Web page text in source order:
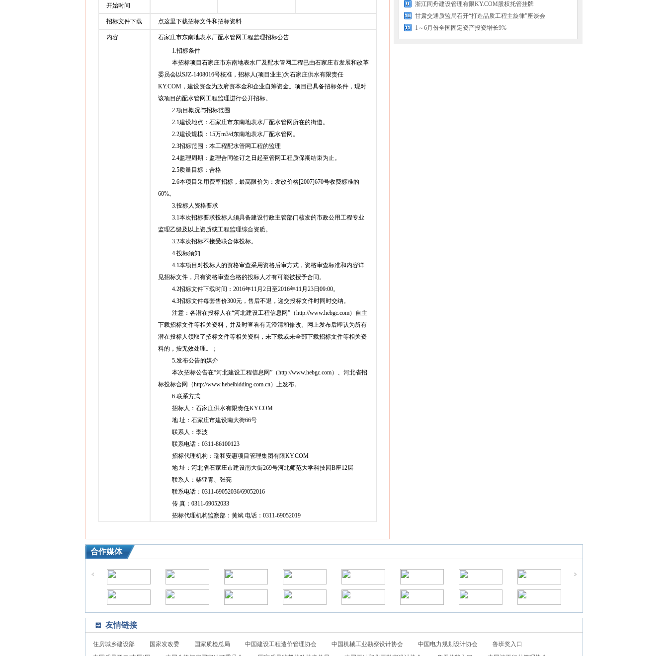
开始时间
招标文件下载 点这里下载招标文件和招标资料
内容
石家庄市东南地表水厂配水管网工程监理招标公告
1.招标条件
本招标项目石家庄市东南地表水厂及配水管网工程已由石家庄市发展和改革
委员会以SJZ-1408016号核准，招标人(项目业主)为石家庄供水有限责任
KY.COM，建设资金为政府资本金和企业自筹资金。项目已具备招标条件，现对
该项目的配水管网工程监理进行公开招标。
2.项目概况与招标范围
2.1建设地点：石家庄市东南地表水厂配水管网所在的街道。
2.2建设规模：15万m3/d东南地表水厂配水管网。
2.3招标范围：本工程配水管网工程的监理
2.4监理周期：监理合同签订之日起至管网工程质保期结束为止。
2.5质量目标：合格
2.6本项目采用费率招标，最高限价为：发改价格[2007]670号收费标准的
60%。
3.投标人资格要求
3.1本次招标要求投标人须具备建设行政主管部门核发的市政公用工程专业
监理乙级及以上资质或工程监理综合资质。
3.2本次招标不接受联合体投标。
4.投标须知
4.1本项目对投标人的资格审查采用资格后审方式，资格审查标准和内容详
见招标文件，只有资格审查合格的投标人才有可能被授予合同。
4.2招标文件下载时间：2016年11月2日至2016年11月23日09:00。
4.3招标文件每套售价300元，售后不退，递交投标文件时同时交纳。
注意：各潜在投标人在“河北建设工程信息网”（http://www.hebgc.com）自主
下载招标文件等相关资料，并及时查看有无澄清和修改。网上发布后即认为所有
潜在投标人领取了招标文件等相关资料，未下载或未全部下载招标文件等相关资
料的，按无效处理。；
5.发布公告的媒介
本次招标公告在“河北建设工程信息网”（http://www.hebgc.com）、河北省招
标投标合网（http://www.hebeibidding.com.cn）上发布。
6.联系方式
招标人：石家庄供水有限责任KY.COM
地 址：石家庄市建设南大街66号
联系人：李波
联系电话：0311-86100123
招标代理机构：瑞和安惠项目管理集团有限KY.COM
地 址：河北省石家庄市建设南大街269号河北师范大学科技园B座12层
联系人：柴亚青、张亮
联系电话：0311-69052036/69052016
传 真：0311-69052033
招标代理机构监察部：黄斌 电话：0311-69052019
浙江同舟建设管理有限KY.COM股权托管挂牌
甘肃交通质监局召开“打造品质工程主旋律”座谈会
1～6月份全国固定资产投资增长9%
合作媒体
友情链接
住房城乡建设部 国家发改委 国家质检总局 中国建设工程造价管理协会 中国机械工业勘察设计协会 中国电力规划设计协会
鲁班奖入口